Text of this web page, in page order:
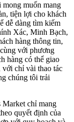
muốn mang
tiện lợi cho khách
dễ dàng tìm kiếm
Xác, Minh Bạch,
hàng thông tin,
với phương
hàng có thể giao
với chỉ vài thao tác
chúng tôi trải
Market chỉ mang
quyết định của